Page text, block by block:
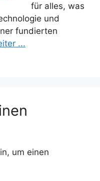
für alles, was
und
fundierten
...
um einen